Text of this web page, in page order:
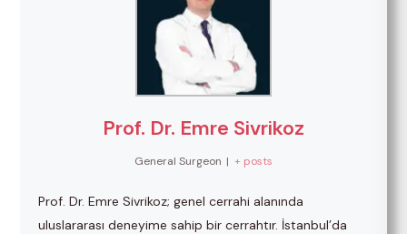
Prof. Dr. Emre Sivrikoz
General Surgeon | + posts
Prof. Dr. Emre Sivrikoz; genel cerrahi alanında
uluslararası deneyime sahip bir cerrahtır. İstanbul’da